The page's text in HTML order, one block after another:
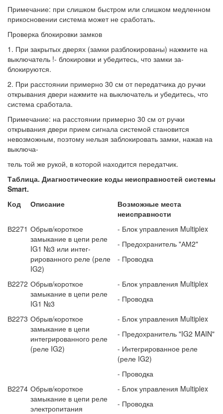
Примечание: при слишком быстром или слишком медленном
прикосновении система может не сработать.
Проверка блокировки замков
1. При закрытых дверях (замки разблокированы) нажмите на
выключатель !- блокировки и убедитесь, что замки за-
блокируются.
2. При расстоянии примерно 30 см от передатчика до ручки
открывания двери нажмите на выключатель и убедитесь, что
система сработала.
Примечание: на расстоянии примерно 30 см от ручки
открывания двери прием сигнала системой становится
невозможным, поэтому нельзя заблокировать замки, нажав на
выключа-
тель той же рукой, в которой находится передатчик.
Таблица. Диагностические коды неисправностей системы
Smart.
Код
Описание
Возможные места
неисправности
В2271 Обрыв/короткое
замыкание в цепи реле
IG1 №3 или интег­
рированного реле (реле
IG2)
- Блок управления Multiplex
- Предохранитель "АМ2"
- Проводка
В2272 Обрыв/короткое
замыкание в цепи реле
IG1 №3
- Блок управления Multiplex
- Проводка
В2273 Обрыв/короткое
замыкание в цепи
интегрированного реле
(реле IG2)
- Блок управления Multiplex
- Предохранитель "IG2 MAIN"
- Интегрированное реле
(реле IG2)
- Проводка
В2274 Обрыв/короткое
замыкание в цепи реле
электропитания
- Блок управления Multiplex
- Проводка